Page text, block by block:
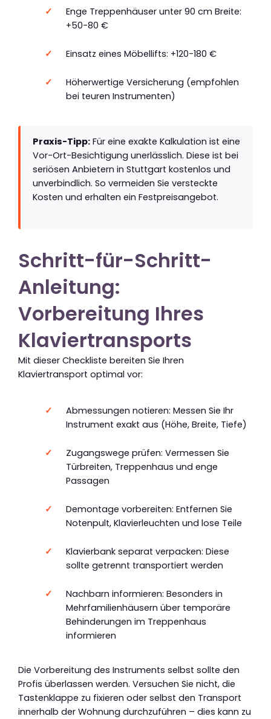
Enge Treppenhäuser unter 90 cm Breite:
+50-80 €
Einsatz eines Möbellifts: +120-180 €
Höherwertige Versicherung (empfohlen
bei teuren Instrumenten)
Praxis-Tipp: Für eine exakte Kalkulation ist eine
Vor-Ort-Besichtigung unerlässlich. Diese ist bei
seriösen Anbietern in Stuttgart kostenlos und
unverbindlich. So vermeiden Sie versteckte
Kosten und erhalten ein Festpreisangebot.
Schritt-für-Schritt-
Anleitung:
Vorbereitung Ihres
Klaviertransports
Mit dieser Checkliste bereiten Sie Ihren
Klaviertransport optimal vor:
Abmessungen notieren: Messen Sie Ihr
Instrument exakt aus (Höhe, Breite, Tiefe)
Zugangswege prüfen: Vermessen Sie
Türbreiten, Treppenhaus und enge
Passagen
Demontage vorbereiten: Entfernen Sie
Notenpult, Klavierleuchten und lose Teile
Klavierbank separat verpacken: Diese
sollte getrennt transportiert werden
Nachbarn informieren: Besonders in
Mehrfamilienhäusern über temporäre
Behinderungen im Treppenhaus
informieren
Die Vorbereitung des Instruments selbst sollte den
Profis überlassen werden. Versuchen Sie nicht, die
Tastenklappe zu fixieren oder selbst den Transport
innerhalb der Wohnung durchzuführen – dies kann zu